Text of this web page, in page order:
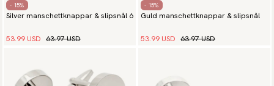
- 15%
Silver manschettknappar & slipsnål 6
53.99 USD 63.97 USD
- 15%
Guld manschettknappar & slipsnål
53.99 USD 63.97 USD